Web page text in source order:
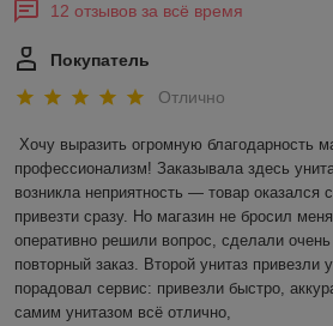
12 отзывов за всё время
Покупатель
Отлично
Хочу выразить огромную благодарность
профессионализм! Заказывала здесь
возникла неприятность — товар оказался
привезти сразу. Но магазин не бросил
оперативно решили вопрос, сделали
повторный заказ. Второй унитаз привезли
порадовал сервис: привезли быстро,
самим унитазом всё отлично,